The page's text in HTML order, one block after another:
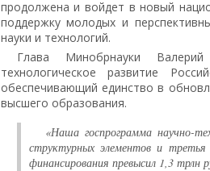
продолжена и войдет в новый
поддержку молодых и
науки и технологий.
Глава Минобрнауки
технологическое развитие
обеспечивающий единство в
высшего образования.
«Наша госпрограмма научно-
структурных элементов и
финансирования превысил 1,3 трлн